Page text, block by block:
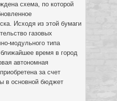
схема, по которой
Исходя из этой бумаги
газовых
модульного типа
время в город
автономная
за счет
в основной бюджет